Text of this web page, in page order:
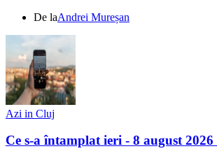
De laAndrei Mureșan
Azi in Cluj
Ce s-a întamplat ieri - 8 august